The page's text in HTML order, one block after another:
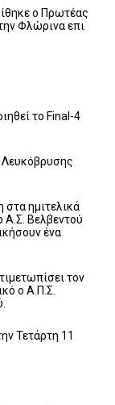
ο Πρωτέας
Φλώρινα επι
το Final-4
Λευκόβρυσης
στα ημιτελικά
Α.Σ. Βελβεντού
ένα
τον
ο Α.Π.Σ.
Τετάρτη 11